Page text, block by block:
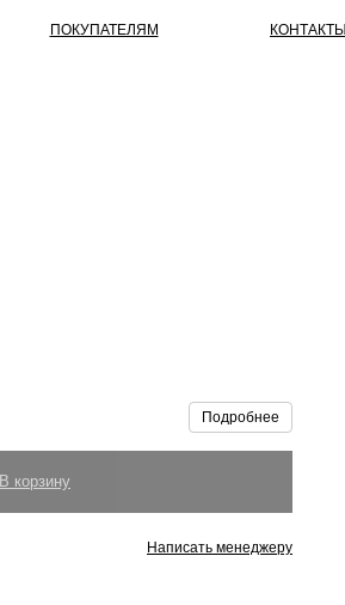
ПОКУПАТЕЛЯМ КОНТАКТЫ
Подробнее
В корзину
Написать менеджеру